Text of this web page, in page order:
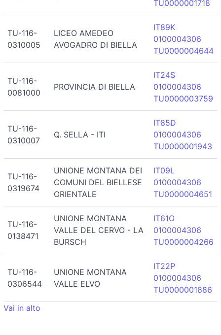
TU0000001718
TU-116-
0310005
LICEO AMEDEO
AVOGADRO DI BIELLA
IT89K
0100004306
TU0000004644
TU-116-
0081000
PROVINCIA DI BIELLA
IT24S
0100004306
TU0000003759
TU-116-
0310007
Q. SELLA - ITI
IT85D
0100004306
TU0000001943
TU-116-
0319674
UNIONE MONTANA DEI
COMUNI DEL BIELLESE
ORIENTALE
IT09L
0100004306
TU0000004651
TU-116-
0138471
UNIONE MONTANA
VALLE DEL CERVO - LA
BURSCH
IT61O
0100004306
TU0000004266
TU-116-
0306544
UNIONE MONTANA
VALLE ELVO
IT22P
0100004306
TU0000001886
Vai in alto